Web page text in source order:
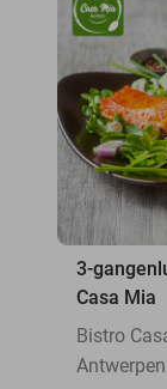
3-
Casa Mia
Bistro
Antwerpen